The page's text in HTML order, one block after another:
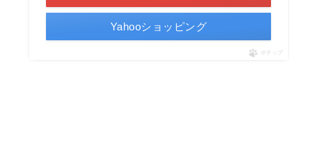
Yahooショッピング
ポチップ